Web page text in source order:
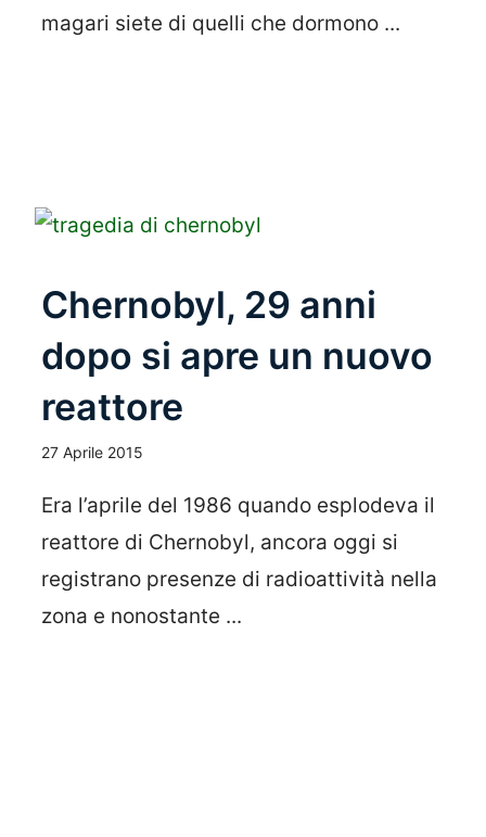
magari siete di quelli che dormono ...
Chernobyl, 29 anni
dopo si apre un nuovo
reattore
27 Aprile 2015
Era l’aprile del 1986 quando esplodeva il
reattore di Chernobyl, ancora oggi si
registrano presenze di radioattività nella
zona e nonostante ...